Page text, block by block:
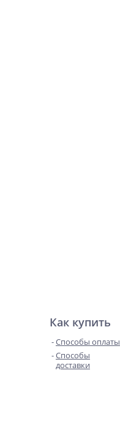
Как купить
Способы оплаты
Способы
доставки